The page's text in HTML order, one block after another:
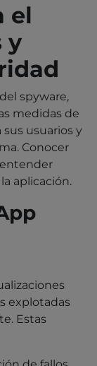
el
y
spyware,
medidas de
usuarios y
Conocer
aplicación.
explotadas
Estas